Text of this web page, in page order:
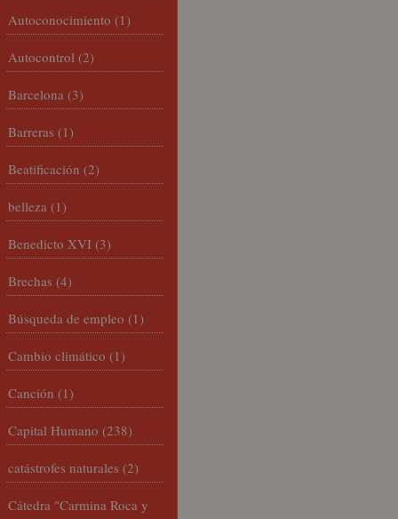
Autoconocimiento (1)
Autocontrol (2)
Barcelona (3)
Barreras (1)
Beatificación (2)
belleza (1)
Benedicto XVI (3)
Brechas (4)
Búsqueda de empleo (1)
Cambio climático (1)
Canción (1)
Capital Humano (238)
catástrofes naturales (2)
Cátedra "Carmina Roca y